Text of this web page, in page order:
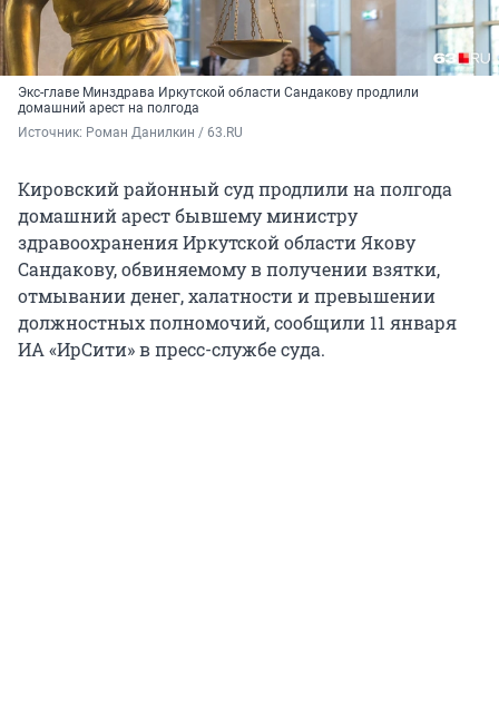
Экс-главе Минздрава Иркутской области Сандакову продлили
домашний арест на полгода
Источник: Роман Данилкин / 63.RU
Кировский районный суд продлили на полгода
домашний арест бывшему министру
здравоохранения Иркутской области Якову
Сандакову, обвиняемому в получении взятки,
отмывании денег, халатности и превышении
должностных полномочий, сообщили 11 января
ИА «ИрСити» в пресс-службе суда.